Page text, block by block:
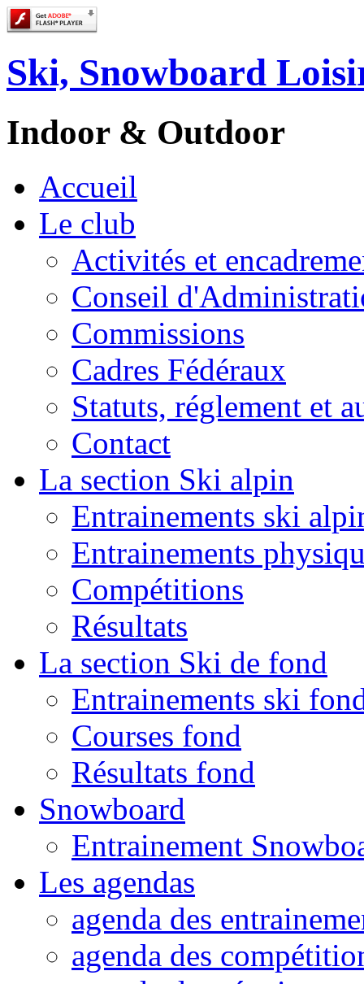
Ski, Snowboard
Indoor & Outdoor
Accueil
Le club
Activités et
Conseil
Commissions
Cadres Fédéraux
Statuts, réglement et
Contact
La section Ski alpin
Entrainements ski
Entrainements
Compétitions
Résultats
La section Ski de fond
Entrainements ski
Courses fond
Résultats fond
Snowboard
Entrainement
Les agendas
agenda des
agenda des